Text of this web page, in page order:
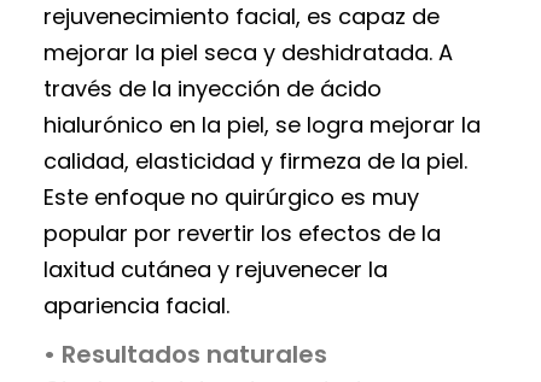
rejuvenecimiento facial, es capaz de
mejorar la piel seca y deshidratada. A
través de la inyección de ácido
hialurónico en la piel, se logra mejorar la
calidad, elasticidad y firmeza de la piel.
Este enfoque no quirúrgico es muy
popular por revertir los efectos de la
laxitud cutánea y rejuvenecer la
apariencia facial.
• Resultados naturales